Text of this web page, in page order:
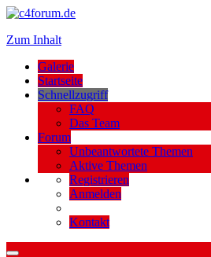
Zum Inhalt
Galerie
Startseite
Schnellzugriff
FAQ
Das Team
Forum
Unbeantwortete Themen
Aktive Themen
Registrieren
Anmelden
Kontakt